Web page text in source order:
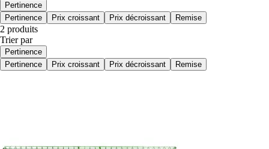
Pertinence
Pertinence
Prix croissant Prix décroissant Remise
2 produits
Trier par
Pertinence
Pertinence
Prix croissant Prix décroissant Remise